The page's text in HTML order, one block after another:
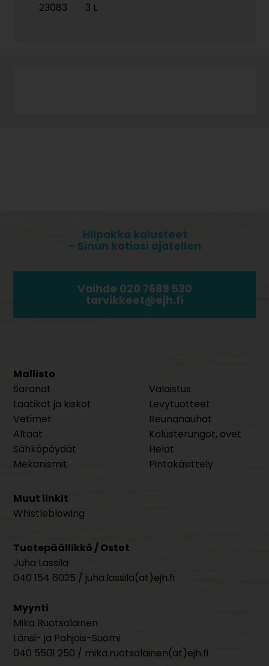
23083
3 L
Hiipakka kalusteet
- Sinun kotiasi ajatellen
Vaihde 020 7689 530
tarvikkeet@ejh.fi
Mallisto
Saranat
Laatikot ja kiskot
Vetimet
Altaat
Sähköpöydät
Mekanismit
Valaistus
Levytuotteet
Reunanauhat
Kalusterungot, ovet
Helat
Pintakäsittely
Muut linkit
Whistleblowing
Tuotepäällikkö / Ostot
Juha Lassila
040 154 6025 / juha.lassila(at)ejh.fi
Myynti
Mika Ruotsalainen
Länsi- ja Pohjois-Suomi
040 5501 250 / mika.ruotsalainen(at)ejh.fi